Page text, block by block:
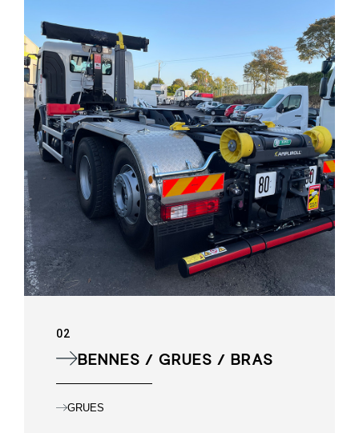
02
BENNES / GRUES / BRAS
GRUES